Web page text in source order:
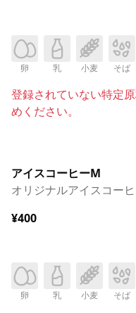
卵 乳 小麦 そば
登録されていない特定
めください。
アイスコーヒーM
オリジナルアイスコー
¥400
卵 乳 小麦 そば